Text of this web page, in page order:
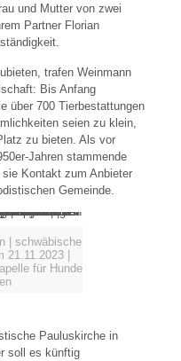
und Mutter von zwei
Partner Florian
trafen Weinmann
Bis Anfang
über 700 Tierbestattungen
seien zu klein,
zu bieten. Als vor
Jahren stammende
Kontakt zum Anbieter
Gemeinde.
| schwäbische
|
für Hunde
Pauluskirche in
soll es künftig